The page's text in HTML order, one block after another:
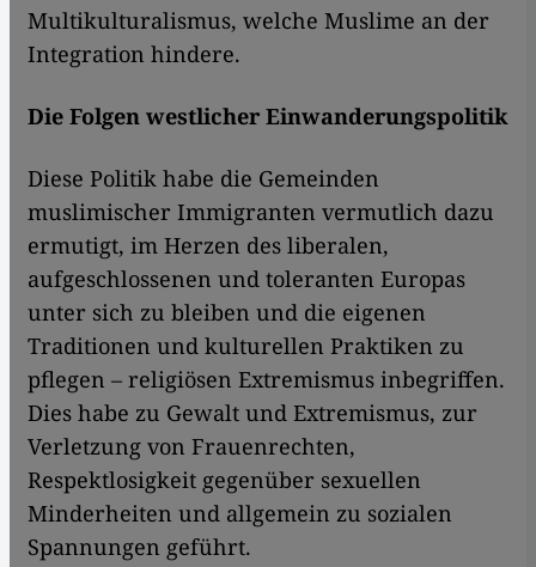
Multikulturalismus, welche Muslime an der
Integration hindere.
Die Folgen westlicher Einwanderungspolitik
Diese Politik habe die Gemeinden
muslimischer Immigranten vermutlich dazu
ermutigt, im Herzen des liberalen,
aufgeschlossenen und toleranten Europas
unter sich zu bleiben und die eigenen
Traditionen und kulturellen Praktiken zu
pflegen – religiösen Extremismus inbegriffen.
Dies habe zu Gewalt und Extremismus, zur
Verletzung von Frauenrechten,
Respektlosigkeit gegenüber sexuellen
Minderheiten und allgemein zu sozialen
Spannungen geführt.